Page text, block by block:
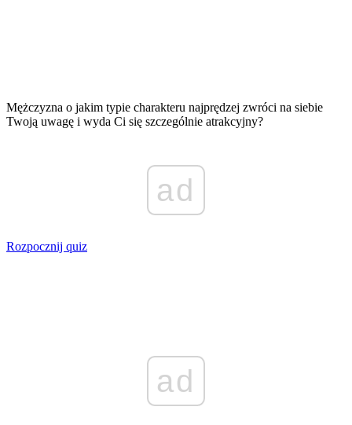
Mężczyzna o jakim typie charakteru najprędzej zwróci na siebie
Twoją uwagę i wyda Ci się szczególnie atrakcyjny?
ad
Rozpocznij quiz
ad